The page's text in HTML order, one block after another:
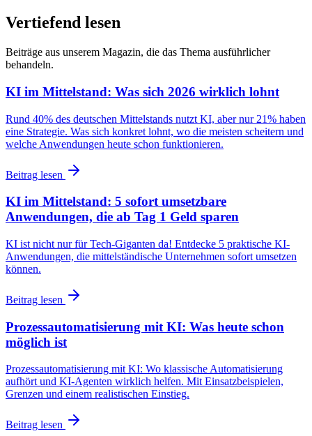
Vertiefend lesen
Beiträge aus unserem Magazin, die das Thema ausführlicher
behandeln.
KI im Mittelstand: Was sich 2026 wirklich lohnt
Rund 40% des deutschen Mittelstands nutzt KI, aber nur 21% haben
eine Strategie. Was sich konkret lohnt, wo die meisten scheitern und
welche Anwendungen heute schon funktionieren.
Beitrag lesen
KI im Mittelstand: 5 sofort umsetzbare
Anwendungen, die ab Tag 1 Geld sparen
KI ist nicht nur für Tech-Giganten da! Entdecke 5 praktische KI-
Anwendungen, die mittelständische Unternehmen sofort umsetzen
können.
Beitrag lesen
Prozessautomatisierung mit KI: Was heute schon
möglich ist
Prozessautomatisierung mit KI: Wo klassische Automatisierung
aufhört und KI-Agenten wirklich helfen. Mit Einsatzbeispielen,
Grenzen und einem realistischen Einstieg.
Beitrag lesen